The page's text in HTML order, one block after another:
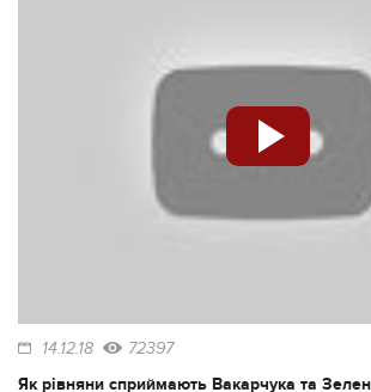
14.12.18 72397
Як рівняни сприймають Вакарчука та